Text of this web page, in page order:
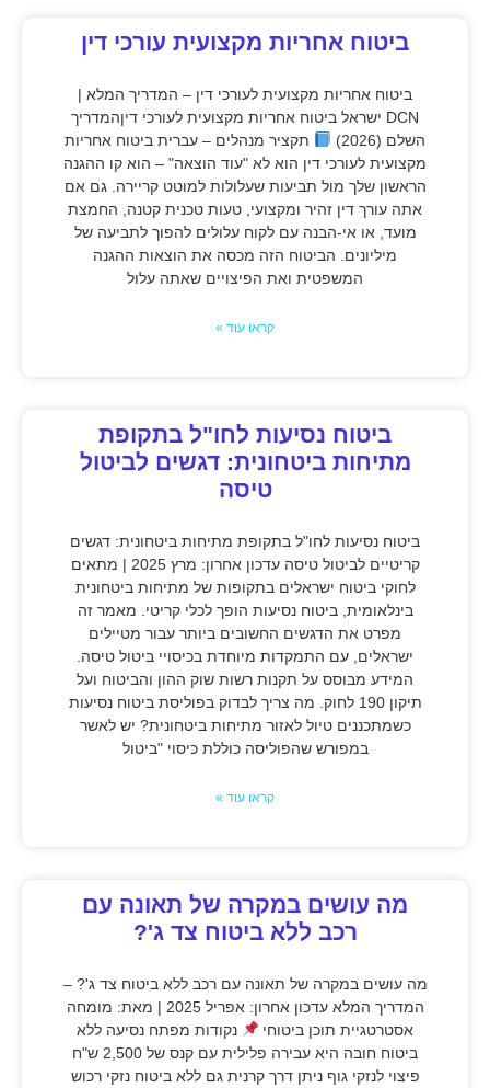
ביטוח אחריות מקצועית עורכי דין
ביטוח אחריות מקצועית לעורכי דין – המדריך המלא |
DCN ישראל ביטוח אחריות מקצועית לעורכי דיןהמדריך
השלם (2026)
תקציר מנהלים – עברית ביטוח אחריות
מקצועית לעורכי דין הוא לא "עוד הוצאה" – הוא קו ההגנה
הראשון שלך מול תביעות שעלולות למוטט קריירה. גם אם
אתה עורך דין זהיר ומקצועי, טעות טכנית קטנה, החמצת
מועד, או אי-הבנה עם לקוח עלולים להפוך לתביעה של
מיליונים. הביטוח הזה מכסה את הוצאות ההגנה
המשפטית ואת הפיצויים שאתה עלול
קראו עוד »
ביטוח נסיעות לחו"ל בתקופת
מתיחות ביטחונית: דגשים לביטול
טיסה
ביטוח נסיעות לחו"ל בתקופת מתיחות ביטחונית: דגשים
קריטיים לביטול טיסה עדכון אחרון: מרץ 2025 | מתאים
לחוקי ביטוח ישראלים בתקופות של מתיחות ביטחונית
בינלאומית, ביטוח נסיעות הופך לכלי קריטי. מאמר זה
מפרט את הדגשים החשובים ביותר עבור מטיילים
ישראלים, עם התמקדות מיוחדת בכיסויי ביטול טיסה.
המידע מבוסס על תקנות רשות שוק ההון והביטוח ועל
תיקון 190 לחוק. מה צריך לבדוק בפוליסת ביטוח נסיעות
כשמתכננים טיול לאזור מתיחות ביטחונית? יש לאשר
במפורש שהפוליסה כוללת כיסוי "ביטול
קראו עוד »
מה עושים במקרה של תאונה עם
רכב ללא ביטוח צד ג'?
מה עושים במקרה של תאונה עם רכב ללא ביטוח צד ג'? –
המדריך המלא עדכון אחרון: אפריל 2025 | מאת: מומחה
אסטרטגיית תוכן ביטוחי
נקודות מפתח נסיעה ללא
ביטוח חובה היא עבירה פלילית עם קנס של 2,500 ש"ח
פיצוי לנזקי גוף ניתן דרך קרנית גם ללא ביטוח נזקי רכוש